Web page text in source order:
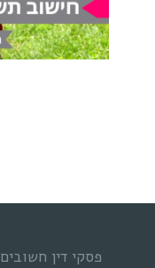
פסקי דין חשובים